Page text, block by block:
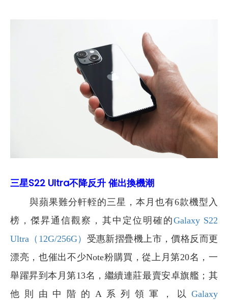
三星S22 Ultra不降反升 催出換機潮
與蘋果難分軒輊的三星，本月也有6款機型入
榜，傑昇通信觀察，其中定位明確的Galaxy S22
Ultra（12G/256G） 受惠新摺疊機上市，價格反而更
漂亮，也催出不少Note粉購買，從上月第20名，一
舉躍昇到本月第13名，繼續連莊最賣安卓旗艦；其
他則由中階的A系列領軍，以 Galaxy